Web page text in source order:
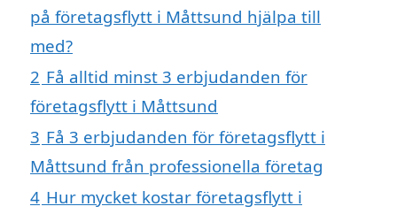
på företagsflytt i Måttsund hjälpa till
med?
2 Få alltid minst 3 erbjudanden för
företagsflytt i Måttsund
3 Få 3 erbjudanden för företagsflytt i
Måttsund från professionella företag
4 Hur mycket kostar företagsflytt i